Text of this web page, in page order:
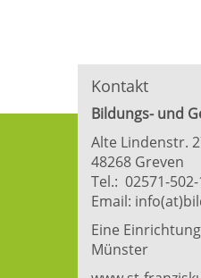
Kontakt
Bildungs- und
Alte Lindenstr.
48268 Greven
Tel.: 02571-
Email:
Eine
Münster